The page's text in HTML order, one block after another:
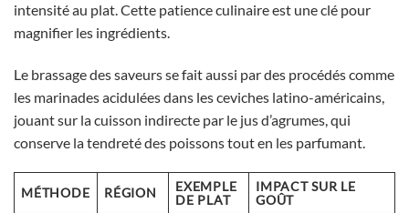
intensité au plat. Cette patience culinaire est une clé pour
magnifier les ingrédients.
Le brassage des saveurs se fait aussi par des procédés comme
les marinades acidulées dans les ceviches latino-américains,
jouant sur la cuisson indirecte par le jus d’agrumes, qui
conserve la tendreté des poissons tout en les parfumant.
MÉTHODE RÉGION
EXEMPLE
DE PLAT
IMPACT SUR LE
GOÛT